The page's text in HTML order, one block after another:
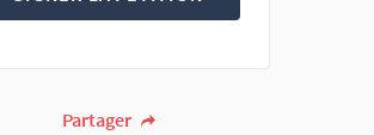
Partager